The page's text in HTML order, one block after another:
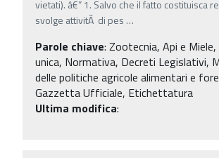
vietati). â€” 1. Salvo che il fatto costituisca
svolge attivitÃ di pes …
Parole chiave: Zootecnia, Api e Miele,
unica, Normativa, Decreti Legislativi,
delle politiche agricole alimentari e
Gazzetta Ufficiale, Etichettatura
Ultima modifica: